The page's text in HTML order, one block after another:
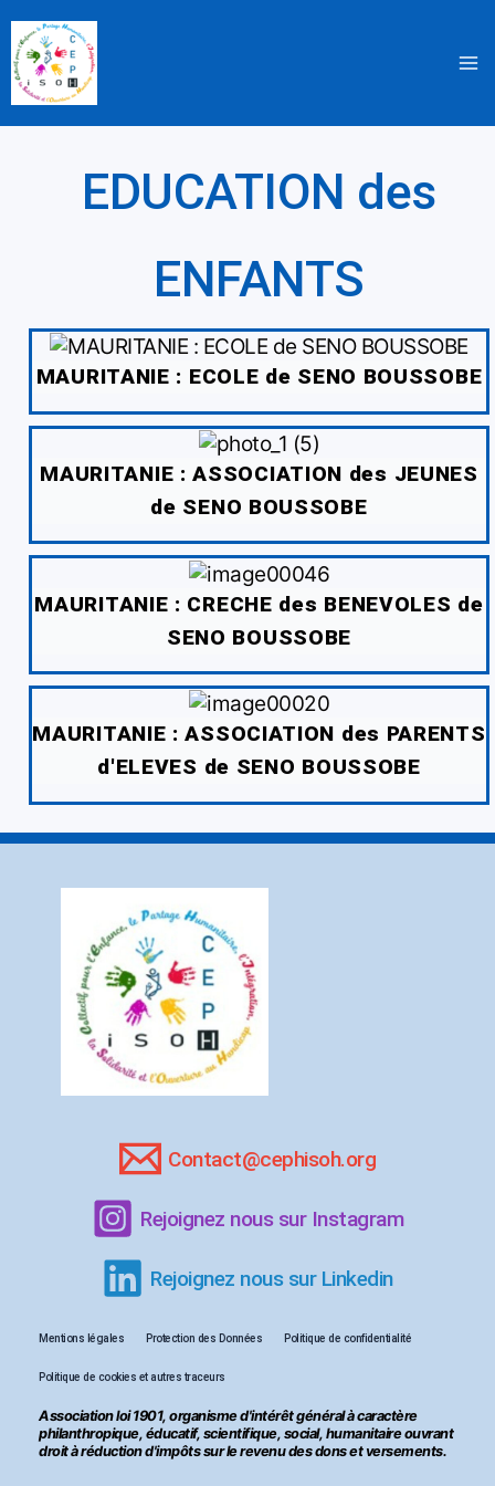
au
contenu
EDUCATION des
ENFANTS
MAURITANIE : ECOLE de SENO BOUSSOBE
MAURITANIE : ASSOCIATION des JEUNES
de SENO BOUSSOBE
MAURITANIE : CRECHE des BENEVOLES de
SENO BOUSSOBE
MAURITANIE : ASSOCIATION des PARENTS
d'ELEVES de SENO BOUSSOBE
Contact@cephisoh.org
Rejoignez nous sur Instagram
Rejoignez nous sur Linkedin
Mentions légales Protection des Données Politique de confidentialité
Politique de cookies et autres traceurs
Association loi 1901, organisme d'intérêt général à caractère
philanthropique, éducatif, scientifique, social, humanitaire ouvrant
droit à réduction d'impôts sur le revenu des dons et versements.